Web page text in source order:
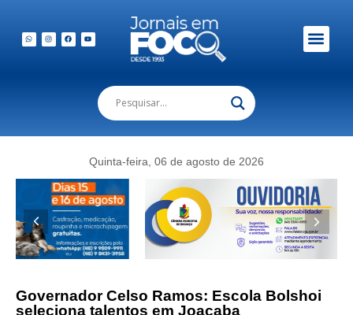
Quinta-feira, 06 de agosto de 2026
Governador Celso Ramos: Escola Bolshoi
seleciona talentos em Joaçaba